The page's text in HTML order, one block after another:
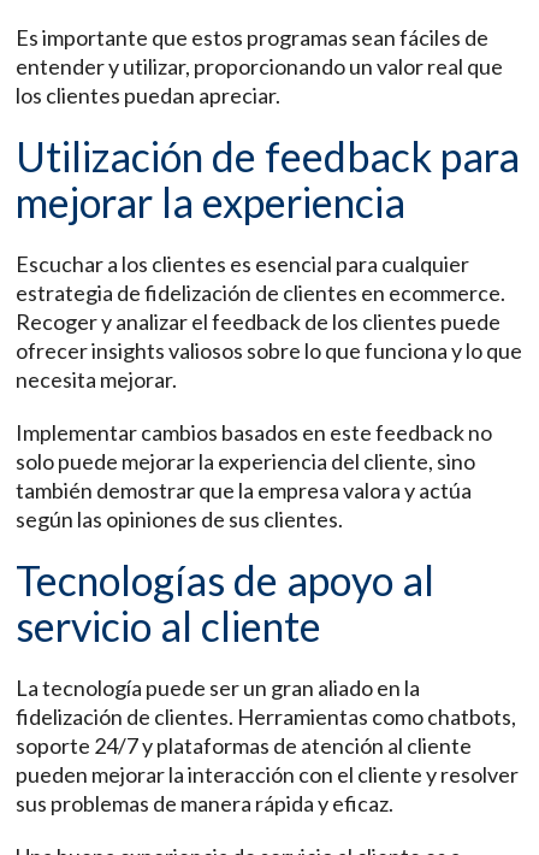
Es importante que estos programas sean fáciles de
entender y utilizar, proporcionando un valor real que
los clientes puedan apreciar.
Utilización de feedback para
mejorar la experiencia
Escuchar a los clientes es esencial para cualquier
estrategia de fidelización de clientes en ecommerce.
Recoger y analizar el feedback de los clientes puede
ofrecer insights valiosos sobre lo que funciona y lo que
necesita mejorar.
Implementar cambios basados en este feedback no
solo puede mejorar la experiencia del cliente, sino
también demostrar que la empresa valora y actúa
según las opiniones de sus clientes.
Tecnologías de apoyo al
servicio al cliente
La tecnología puede ser un gran aliado en la
fidelización de clientes. Herramientas como chatbots,
soporte 24/7 y plataformas de atención al cliente
pueden mejorar la interacción con el cliente y resolver
sus problemas de manera rápida y eficaz.